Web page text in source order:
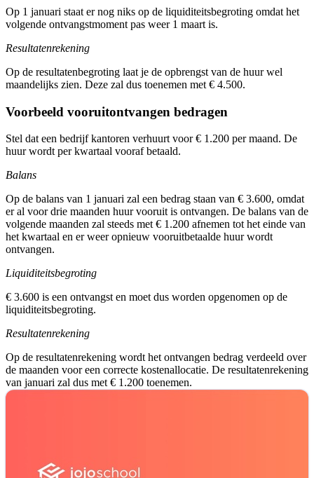
Op 1 januari staat er nog niks op de liquiditeitsbegroting omdat het
volgende ontvangstmoment pas weer 1 maart is.
Resultatenrekening
Op de resultatenbegroting laat je de opbrengst van de huur wel
maandelijks zien. Deze zal dus toenemen met € 4.500.
Voorbeeld vooruitontvangen bedragen
Stel dat een bedrijf kantoren verhuurt voor € 1.200 per maand. De
huur wordt per kwartaal vooraf betaald.
Balans
Op de balans van 1 januari zal een bedrag staan van € 3.600, omdat
er al voor drie maanden huur vooruit is ontvangen. De balans van de
volgende maanden zal steeds met € 1.200 afnemen tot het einde van
het kwartaal en er weer opnieuw vooruitbetaalde huur wordt
ontvangen.
Liquiditeitsbegroting
€ 3.600 is een ontvangst en moet dus worden opgenomen op de
liquiditeitsbegroting.
Resultatenrekening
Op de resultatenrekening wordt het ontvangen bedrag verdeeld over
de maanden voor een correcte kostenallocatie. De resultatenrekening
van januari zal dus met € 1.200 toenemen.